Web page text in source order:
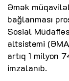
Əmək
bağlanması
Sosial
altsistemi
artıq 1 milyon
imzalanıb.